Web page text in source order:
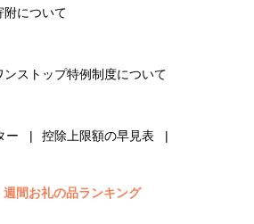
附について
ンストップ特例制度について
ー
控除上限額の早見表
間お礼の品ランキング